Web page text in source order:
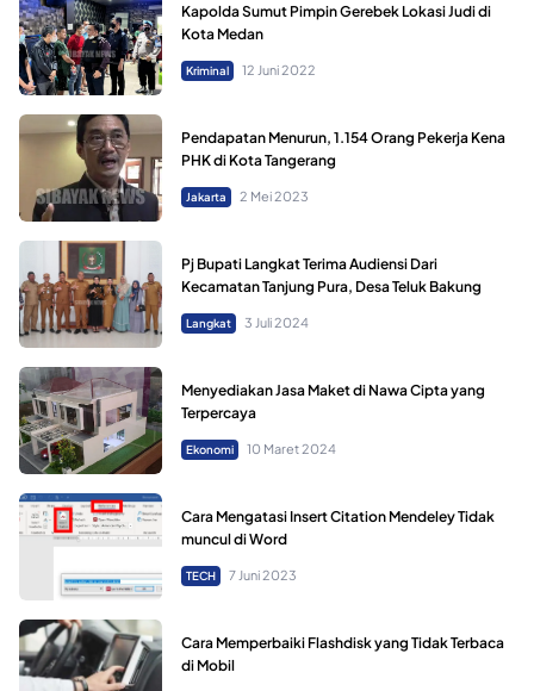
Kapolda Sumut Pimpin Gerebek Lokasi Judi di
Kota Medan
Kriminal 12 Juni 2022
Pendapatan Menurun, 1.154 Orang Pekerja Kena
PHK di Kota Tangerang
Jakarta 2 Mei 2023
Pj Bupati Langkat Terima Audiensi Dari
Kecamatan Tanjung Pura, Desa Teluk Bakung
Langkat 3 Juli 2024
Menyediakan Jasa Maket di Nawa Cipta yang
Terpercaya
Ekonomi 10 Maret 2024
Cara Mengatasi Insert Citation Mendeley Tidak
muncul di Word
TECH 7 Juni 2023
Cara Memperbaiki Flashdisk yang Tidak Terbaca
di Mobil